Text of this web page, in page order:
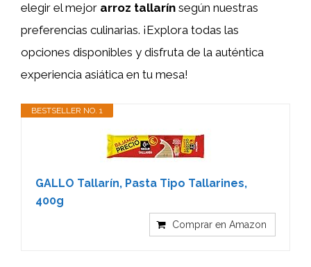
elegir el mejor arroz tallarín según nuestras
preferencias culinarias. ¡Explora todas las
opciones disponibles y disfruta de la auténtica
experiencia asiática en tu mesa!
BESTSELLER NO. 1
GALLO Tallarín, Pasta Tipo Tallarines,
400g
Comprar en Amazon